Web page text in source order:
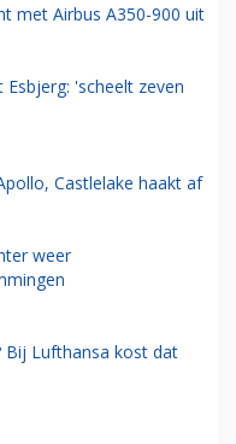
met Airbus A350-900 uit
'scheelt zeven
Castlelake haakt af
weer
Bij Lufthansa kost dat